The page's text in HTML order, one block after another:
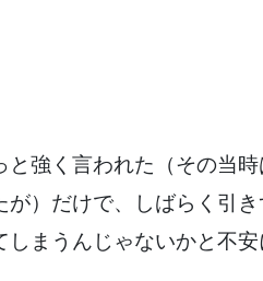
強く言われた（その当
が）だけで、しばらく引
まうんじゃないかと不